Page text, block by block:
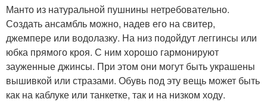
Манто из натуральной пушнины нетребовательно.
Создать ансамбль можно, надев его на свитер,
джемпере или водолазку. На низ подойдут леггинсы или
юбка прямого кроя. С ним хорошо гармонируют
зауженные джинсы. При этом они могут быть украшены
вышивкой или стразами. Обувь под эту вещь может быть
как на каблуке или танкетке, так и на низком ходу.